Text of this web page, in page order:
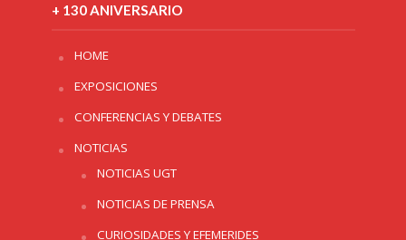
+ 130 ANIVERSARIO
HOME
EXPOSICIONES
CONFERENCIAS Y DEBATES
NOTICIAS
NOTICIAS UGT
NOTICIAS DE PRENSA
CURIOSIDADES Y EFEMERIDES